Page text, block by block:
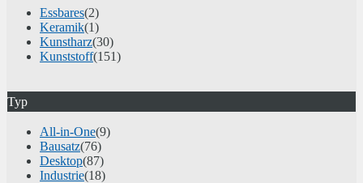
Essbares(2)
Keramik(1)
Kunstharz(30)
Kunststoff(151)
Typ
All-in-One(9)
Bausatz(76)
Desktop(87)
Industrie(18)